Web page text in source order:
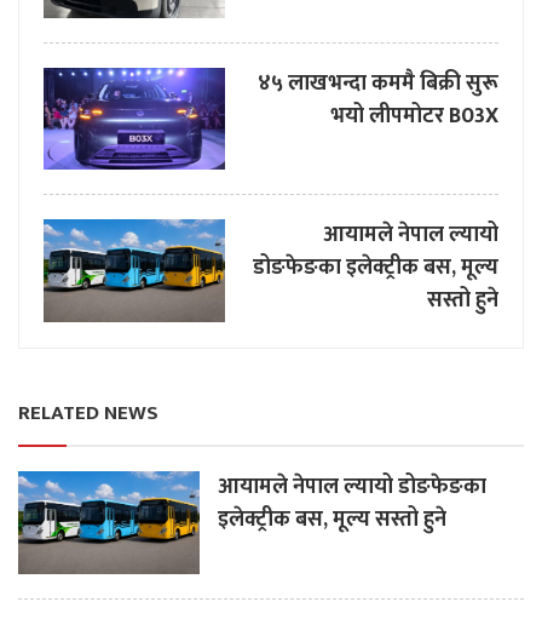
४५ लाखभन्दा कममै बिक्री सुरू
भयो लीपमोटर B03X
आयामले नेपाल ल्यायो
डोङफेङका इलेक्ट्रीक बस, मूल्य
सस्तो हुने
RELATED NEWS
आयामले नेपाल ल्यायो डोङफेङका
इलेक्ट्रीक बस, मूल्य सस्तो हुने